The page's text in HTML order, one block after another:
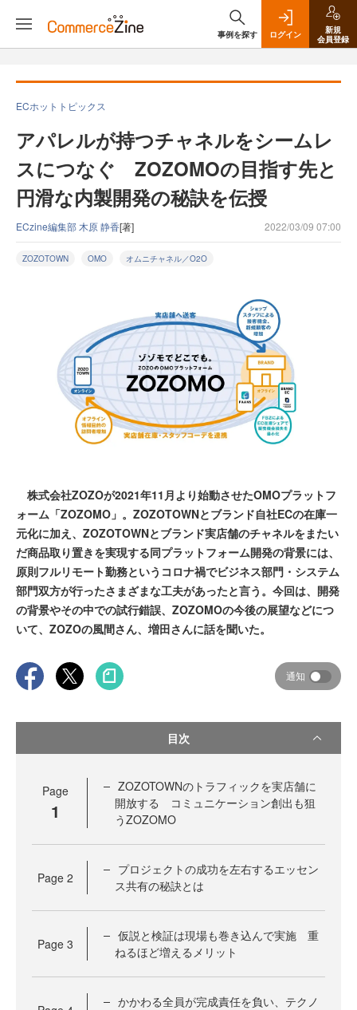
事例を探す ログイン
新規
会員登録
ECホットトピックス
アパレルが持つチャネルをシームレ
スにつなぐ ZOZOMOの目指す先と
円滑な内製開発の秘訣を伝授
ECzine編集部 木原 静香[著] 2022/03/09 07:00
ZOZOTOWN OMO オムニチャネル／O2O
株式会社ZOZOが2021年11月より始動させたOMOプラットフ
ォーム「ZOZOMO」。ZOZOTOWNとブランド自社ECの在庫一
元化に加え、ZOZOTOWNとブランド実店舗のチャネルをまたい
だ商品取り置きを実現する同プラットフォーム開発の背景には、
原則フルリモート勤務というコロナ禍でビジネス部門・システム
部門双方が行ったさまざまな工夫があったと言う。今回は、開発
の背景やその中での試行錯誤、ZOZOMOの今後の展望などにつ
いて、ZOZOの風間さん、増田さんに話を聞いた。
通知
目次
Page
1
ZOZOTOWNのトラフィックを実店舗に
開放する コミュニケーション創出も狙
うZOZOMO
Page 2
プロジェクトの成功を左右するエッセン
ス共有の秘訣とは
Page 3
仮説と検証は現場も巻き込んで実施 重
ねるほど増えるメリット
かかわる全員が完成責任を負い、テクノ